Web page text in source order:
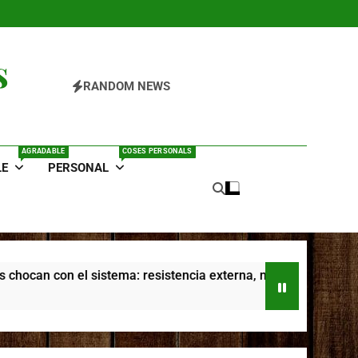
RANDOM NEWS
AGRADABLE
PERSONAL
COSES PERSONALS
el sistema: resistencia externa, narrativa personal y poder